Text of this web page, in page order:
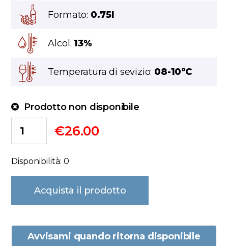
Formato: 0.75l
Alcol:13%
Temperatura di sevizio: 08-10°C
Prodotto non disponibile
€26.00
Disponibilità: 0
Acquista il prodotto
Avvisami quando ritorna disponibile